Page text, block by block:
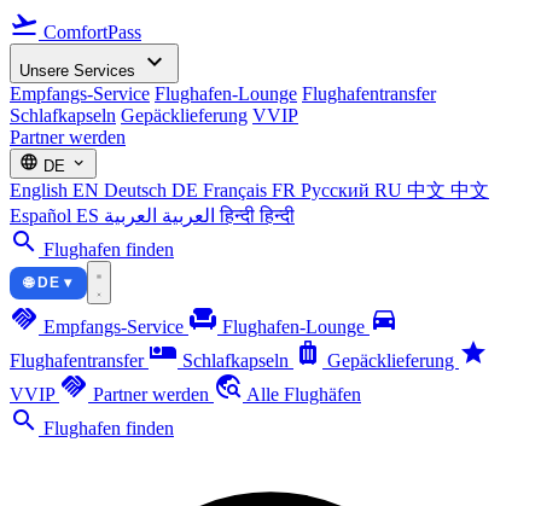
flight_takeoff ComfortPass
Unsere Services expand_more
Empfangs-Service Flughafen-Lounge Flughafentransfer
Schlafkapseln Gepäcklieferung VVIP
Partner werden
language DE expand_more
English EN Deutsch DE Français FR Русский RU 中文 中文
Español ES العربية العربية हिन्दीहिन्दी
search Flughafen finden
🌐 DE ▾
handshake Empfangs-Service chair Flughafen-Lounge directions_car
Flughafentransfer airline_seat_individual_suite Schlafkapseln luggage Gepäcklieferung star
VVIP handshake Partner werden travel_explore Alle Flughäfen
search Flughafen finden